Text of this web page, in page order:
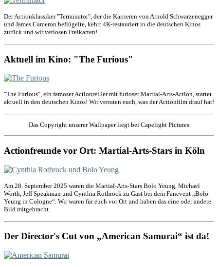
Der Actionklassiker "Terminator", der die Karrieren von Arnold Schwarzenegger
und James Cameron beflügelte, kehrt 4K-restauriert in die deutschen Kinos
zurück und wir verlosen Freikarten!
Aktuell im Kino: "The Furious"
"The Furious", ein famoser Actionreißer mit furioser Martial-Arts-Action, startet
aktuell in den deutschen Kinos! Wir verraten euch, was der Actionfilm drauf hat!
Das Copyright unserer Wallpaper liegt bei Capelight Pictures
Actionfreunde vor Ort: Martial-Arts-Stars in Köln
Am 28. September 2025 waren die Martial-Arts-Stars Bolo Yeung, Michael
Worth, Jeff Speakman und Cynthia Rothrock zu Gast bei dem Fanevent „Bolo
Yeung in Cologne“. Wir waren für euch vor Ort und haben das eine oder andere
Bild mitgebracht.
Der Director's Cut von „American Samurai“ ist da!